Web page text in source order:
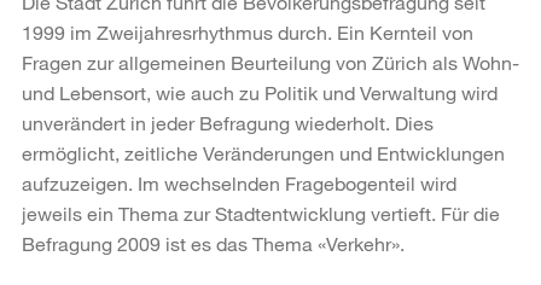
1999 im Zweijahresrhythmus durch. Ein Kernteil von
Fragen zur allgemeinen Beurteilung von Zürich als Wohn-
und Lebensort, wie auch zu Politik und Verwaltung wird
unverändert in jeder Befragung wiederholt. Dies
ermöglicht, zeitliche Veränderungen und Entwicklungen
aufzuzeigen. Im wechselnden Fragebogenteil wird
jeweils ein Thema zur Stadtentwicklung vertieft. Für die
Befragung 2009 ist es das Thema «Verkehr».